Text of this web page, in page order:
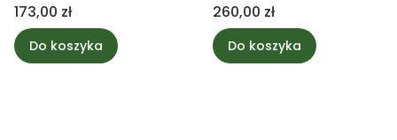
Cena
173,00 zł
Do koszyka
Cena
260,00 zł
Do koszyka